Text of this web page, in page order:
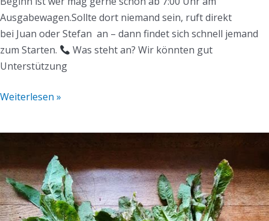
Ausgabewagen.Sollte dort niemand sein, ruft direkt
bei Juan oder Stefan an – dann findet sich schnell jemand
zum Starten.
Was steht an? Wir könnten gut
Unterstützung
Weiterlesen »
KW26/2025